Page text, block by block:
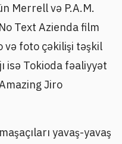
Merrell və P.A.M.
Text Azienda film
və foto çəkilişi təşkil
isə Tokioda fəaliyyət
Jiro
yavaş-yavaş